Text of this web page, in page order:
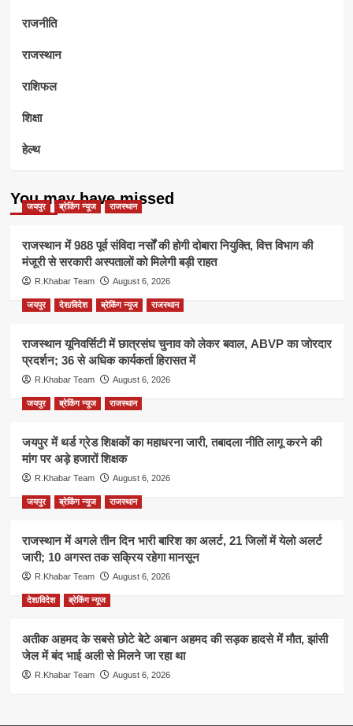
राजनीति
राजस्थान
राशिफल
शिक्षा
हेल्थ
You may have missed
जयपुर ब्रेकिंग न्यूज राजस्थान
राजस्थान में 988 पूर्व संविदा नर्सों की होगी दोबारा नियुक्ति, वित्त विभाग की
मंजूरी से सरकारी अस्पतालों को मिलेगी बड़ी राहत
R.Khabar Team August 6, 2026
जयपुर देश/विदेश ब्रेकिंग न्यूज राजस्थान
राजस्थान यूनिवर्सिटी में छात्रसंघ चुनाव को लेकर बवाल, ABVP का जोरदार
प्रदर्शन; 36 से अधिक कार्यकर्ता हिरासत में
R.Khabar Team August 6, 2026
जयपुर ब्रेकिंग न्यूज राजस्थान
जयपुर में थर्ड ग्रेड शिक्षकों का महाधरना जारी, तबादला नीति लागू करने की
मांग पर अड़े हजारों शिक्षक
R.Khabar Team August 6, 2026
जयपुर ब्रेकिंग न्यूज राजस्थान
राजस्थान में अगले तीन दिन भारी बारिश का अलर्ट, 21 जिलों में येलो अलर्ट
जारी; 10 अगस्त तक सक्रिय रहेगा मानसून
R.Khabar Team August 6, 2026
देश/विदेश ब्रेकिंग न्यूज
अतीक अहमद के सबसे छोटे बेटे अबान अहमद की सड़क हादसे में मौत, झांसी
जेल में बंद भाई अली से मिलने जा रहा था
R.Khabar Team August 6, 2026